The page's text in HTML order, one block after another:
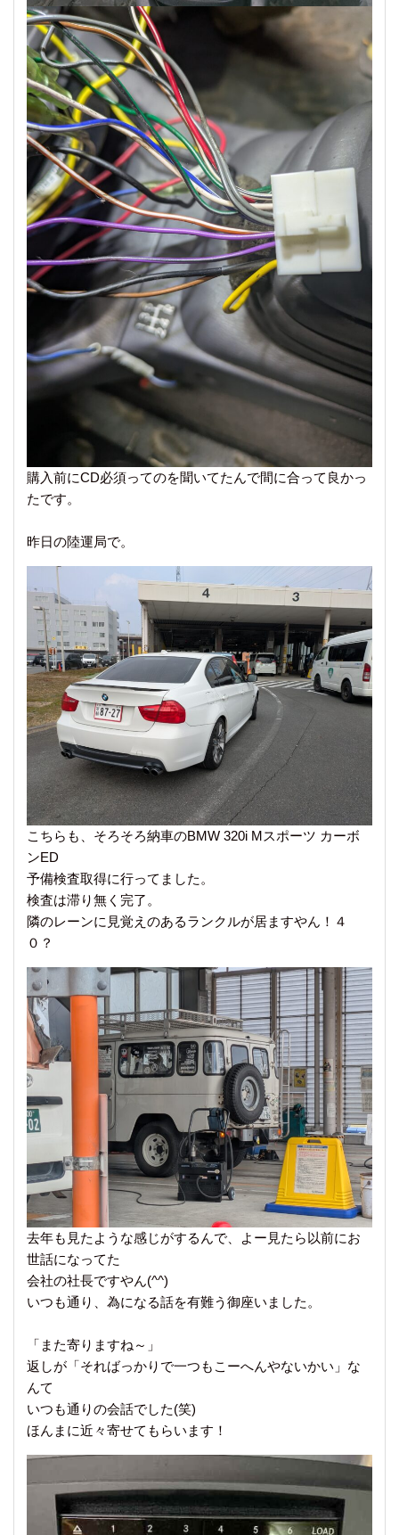
購入前にCD必須ってのを聞いてたんで間に合って良かっ
たです。
昨日の陸運局で。
こちらも、そろそろ納車のBMW 320i Mスポーツ カーボ
ンED
予備検査取得に行ってました。
検査は滞り無く完了。
隣のレーンに見覚えのあるランクルが居ますやん！４
０？
去年も見たような感じがするんで、よー見たら以前にお
世話になってた
会社の社長ですやん(^^)
いつも通り、為になる話を有難う御座いました。
「また寄りますね～」
返しが「そればっかりで一つもこーへんやないかい」な
んて
いつも通りの会話でした(笑)
ほんまに近々寄せてもらいます！